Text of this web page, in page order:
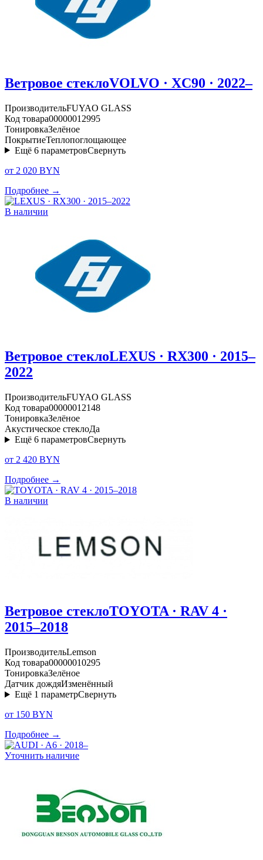
Ветровое стеклоVOLVO · XC90 · 2022–
ПроизводительFUYAO GLASS
Код товара00000012995
ТонировкаЗелёное
ПокрытиеТеплопоглощающее
Ещё 6 параметровСвернуть
от 2 020 BYN
Подробнее →
В наличии
Ветровое стеклоLEXUS · RX300 · 2015–
2022
ПроизводительFUYAO GLASS
Код товара00000012148
ТонировкаЗелёное
Акустическое стеклоДа
Ещё 6 параметровСвернуть
от 2 420 BYN
Подробнее →
В наличии
Ветровое стеклоTOYOTA · RAV 4 ·
2015–2018
ПроизводительLemson
Код товара00000010295
ТонировкаЗелёное
Датчик дождяИзменённый
Ещё 1 параметрСвернуть
от 150 BYN
Подробнее →
Уточнить наличие